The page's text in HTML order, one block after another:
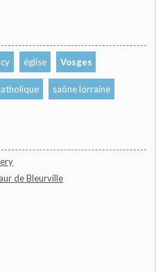
église Vosges
saône lorraine
de Bleurville